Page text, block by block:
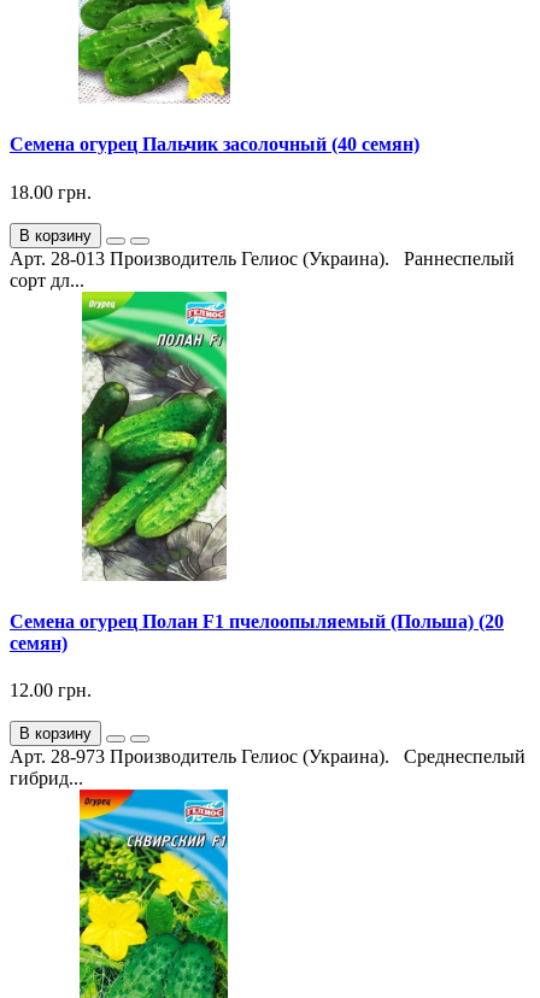
Семена огурец Пальчик засолочный (40 семян)
18.00 грн.
В корзину
Арт. 28-013 Производитель Гелиос (Украина). Раннеспелый
сорт дл...
Семена огурец Полан F1 пчелоопыляемый (Польша) (20
семян)
12.00 грн.
В корзину
Арт. 28-973 Производитель Гелиос (Украина). Среднеспелый
гибрид...